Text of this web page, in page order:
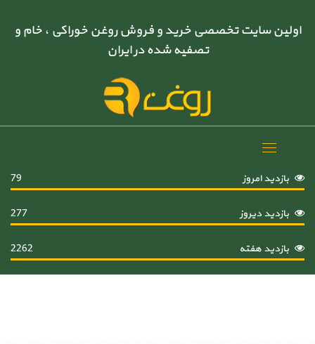
اولین سایت تخصصی خرید و فروش روغن خوراکی ، خام و
تصفیه شده در ایران
Toggle
بازدید امروز
79
بازدید دیروز 277
بازدید هفته 2262